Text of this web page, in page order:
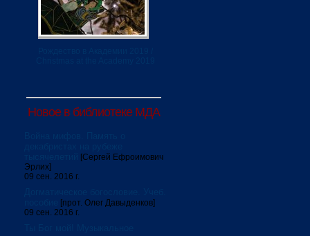
Новое в библиотеке МДА
[Сергей Ефроимович
Эрлих]
09 сен. 2016 г.
[прот. Олег Давыденков]
09 сен. 2016 г.